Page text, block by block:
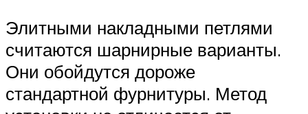
Элитными накладными петлями
считаются шарнирные варианты.
Они обойдутся дороже
стандартной фурнитуры. Метод